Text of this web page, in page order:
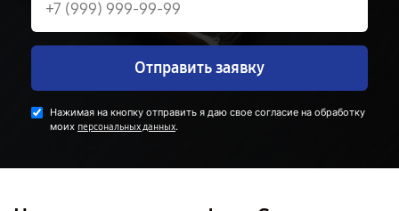
Отправить заявку
Нажимая на кнопку отправить я даю свое согласие на обработку
моих персональных данных.